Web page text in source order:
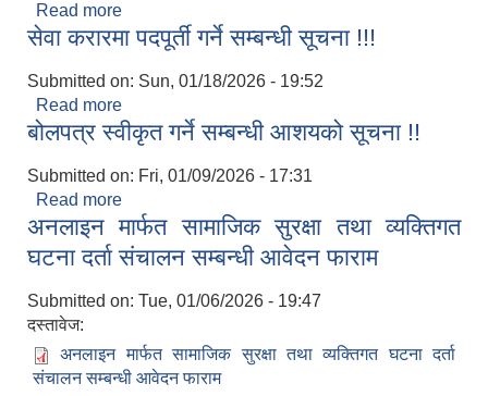
Read more
सेवा करारमा पदपूर्ती गर्ने सम्बन्धी सूचना !!!
Submitted on: Sun, 01/18/2026 - 19:52
Read more
बोलपत्र स्वीकृत गर्ने सम्बन्धी आशयको सूचना !!
Submitted on: Fri, 01/09/2026 - 17:31
Read more
अनलाइन मार्फत सामाजिक सुरक्षा तथा व्यक्तिगत
घटना दर्ता संचालन सम्बन्धी आवेदन फाराम
Submitted on: Tue, 01/06/2026 - 19:47
दस्तावेज:
अनलाइन मार्फत सामाजिक सुरक्षा तथा व्यक्तिगत घटना दर्ता
संचालन सम्बन्धी आवेदन फाराम